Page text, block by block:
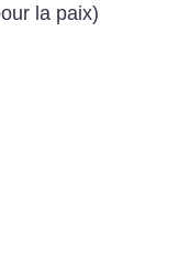
la paix)